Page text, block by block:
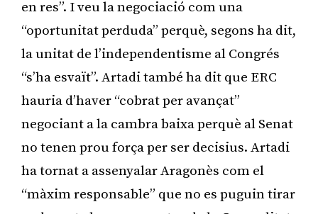
en res”. I veu la negociació com una
“oportunitat perduda” perquè, segons ha dit,
la unitat de l’independentisme al Congrés
“s’ha esvaït”. Artadi també ha dit que ERC
hauria d’haver “cobrat per avançat”
negociant a la cambra baixa perquè al Senat
no tenen prou força per ser decisius. Artadi
ha tornat a assenyalar Aragonès com el
“màxim responsable” que no es puguin tirar